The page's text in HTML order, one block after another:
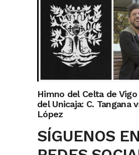
Himno del Celta de
del Unicaja: C. Tangana
López
SÍGUENOS EN